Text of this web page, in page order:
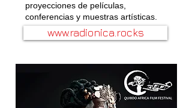
proyecciones de películas,
conferencias y muestras artísticas.
www.radionica.rocks